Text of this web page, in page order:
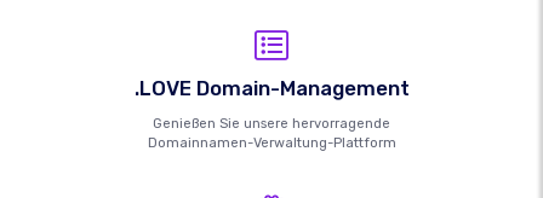
.LOVE Domain-Management
Genießen Sie unsere hervorragende
Domainnamen-Verwaltung-Plattform